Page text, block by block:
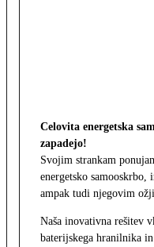
Celovita energetska
zapadejo!
Svojim strankam
energetsko samooskrbo,
ampak tudi njegovim
Naša inovativna rešitev
baterijskega hranilnika